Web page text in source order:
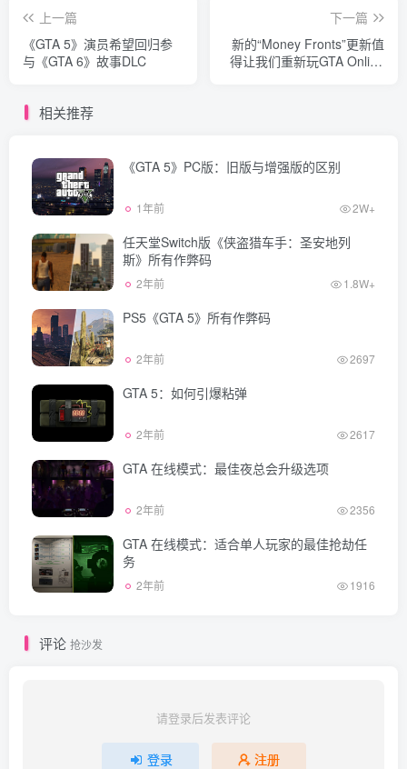
上一篇
《GTA 5》演员希望回归参
与《GTA 6》故事DLC
下一篇
新的“Money Fronts”更新值
得让我们重新玩GTA Online
相关推荐
《GTA 5》PC版：旧版与增强版的区别
1年前 2W+
任天堂Switch版《侠盗猎车手：圣安地列
斯》所有作弊码
2年前 1.8W+
PS5《GTA 5》所有作弊码
2年前 2697
GTA 5：如何引爆粘弹
2年前 2617
GTA 在线模式：最佳夜总会升级选项
2年前 2356
GTA 在线模式：适合单人玩家的最佳抢劫任
务
2年前 1916
评论 抢沙发
请登录后发表评论
登录 注册